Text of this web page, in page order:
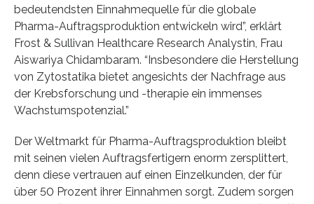
bedeutendsten Einnahmequelle für die globale
Pharma-Auftragsproduktion entwickeln wird”, erklärt
Frost & Sullivan Healthcare Research Analystin, Frau
Aiswariya Chidambaram. “Insbesondere die Herstellung
von Zytostatika bietet angesichts der Nachfrage aus
der Krebsforschung und -therapie ein immenses
Wachstumspotenzial.”
Der Weltmarkt für Pharma-Auftragsproduktion bleibt
mit seinen vielen Auftragsfertigern enorm zersplittert,
denn diese vertrauen auf einen Einzelkunden, der für
über 50 Prozent ihrer Einnahmen sorgt. Zudem sorgen